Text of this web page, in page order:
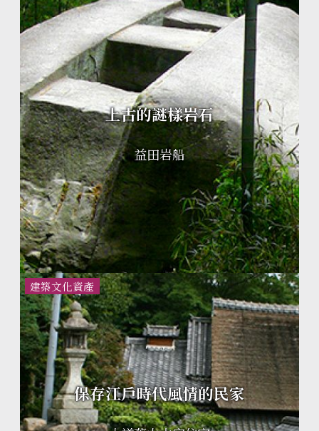
上古的謎樣岩石
益田岩船
建築文化資產
保存江戶時代風情的民家